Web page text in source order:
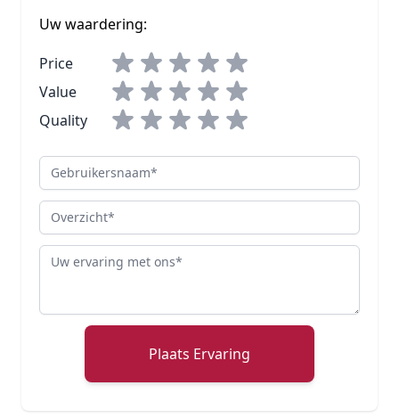
Uw waardering:
Price
Value
Quality
Gebruikersnaam
Overzicht
Review
Plaats Ervaring